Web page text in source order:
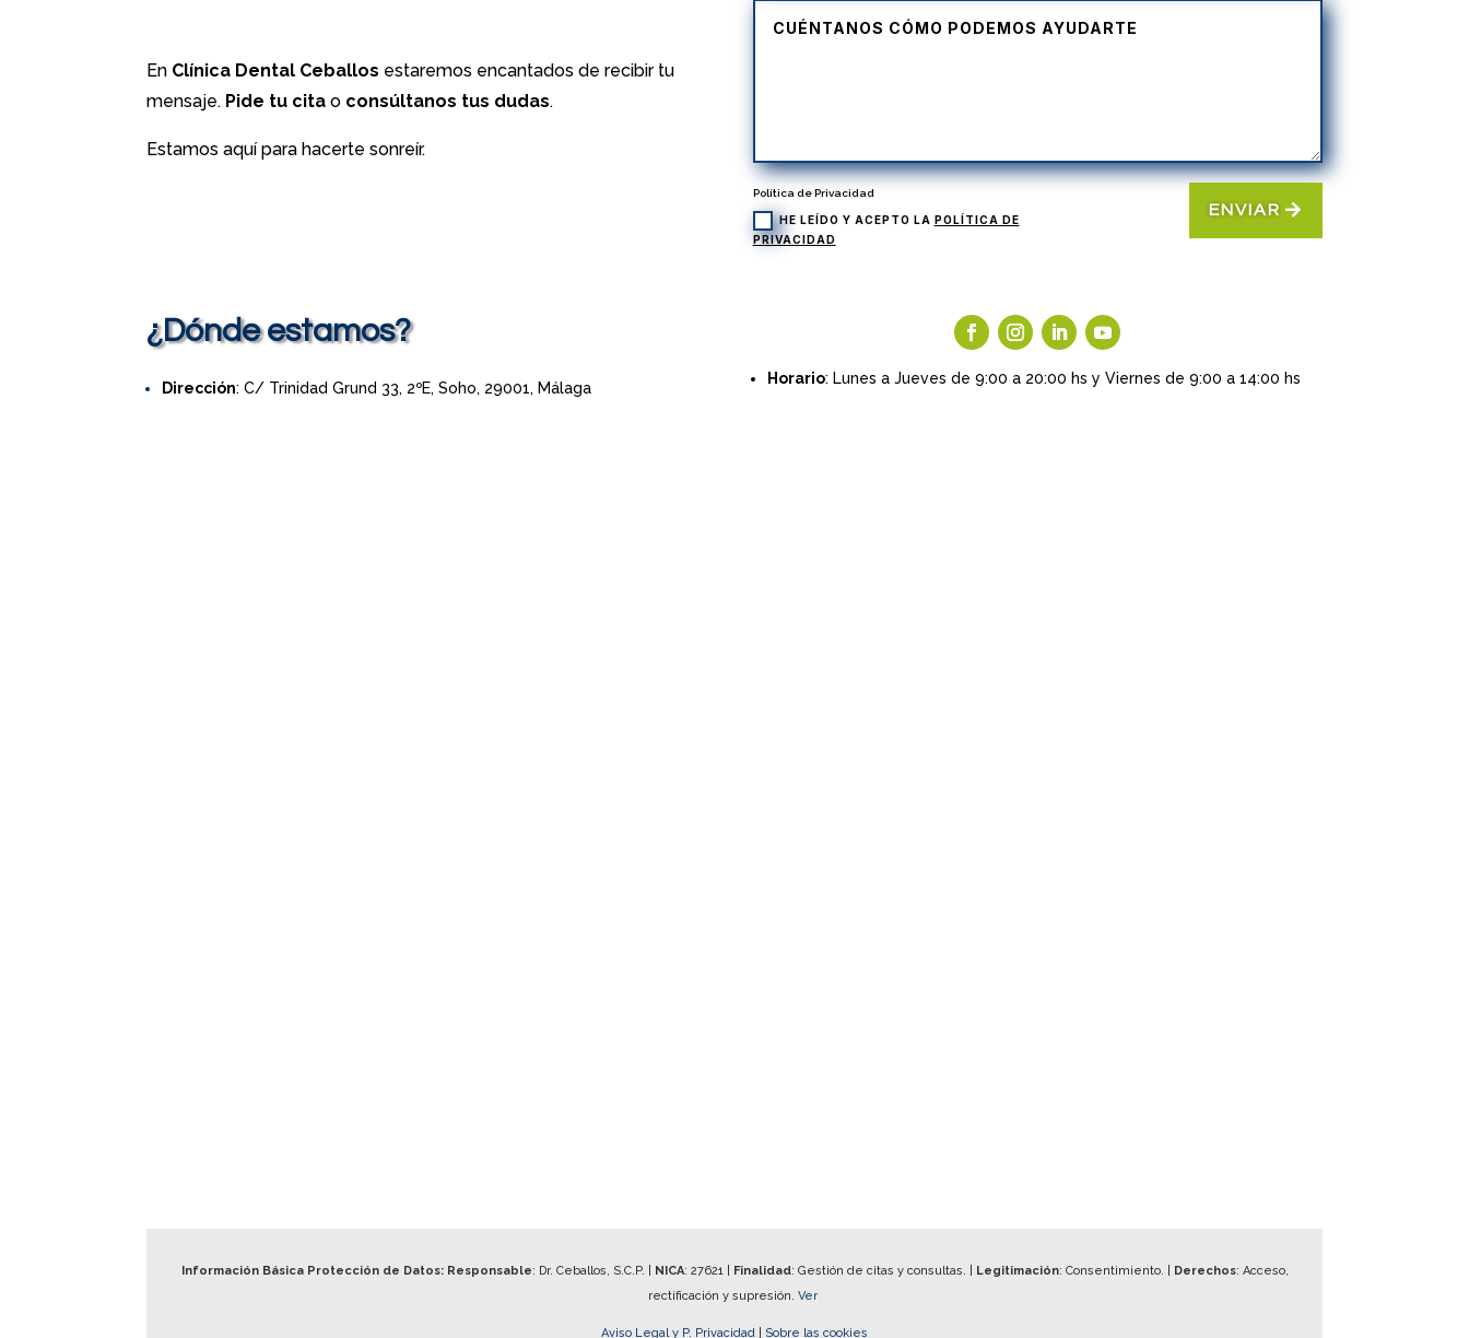
En Clínica Dental Ceballos estaremos encantados de recibir tu
mensaje. Pide tu cita o consúltanos tus dudas.
Estamos aquí para hacerte sonreír.
Política de Privacidad
HE LEÍDO Y ACEPTO LA POLÍTICA DE
PRIVACIDAD
ENVIAR
¿Dónde estamos?
Dirección: C/ Trinidad Grund 33, 2ºE, Soho, 29001, Málaga
Horario: Lunes a Jueves de 9:00 a 20:00 hs y Viernes de 9:00 a 14:00 hs
Información Básica Protección de Datos: Responsable: Dr. Ceballos, S.C.P. | NICA: 27621| Finalidad: Gestión de citas y consultas. | Legitimación: Consentimiento. | Derechos: Acceso,
rectificación y supresión. Ver
Aviso Legal y P. Privacidad Sobre las cookies